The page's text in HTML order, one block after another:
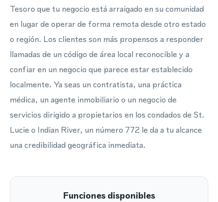
Tesoro que tu negocio está arraigado en su comunidad
en lugar de operar de forma remota desde otro estado
o región. Los clientes son más propensos a responder
llamadas de un código de área local reconocible y a
confiar en un negocio que parece estar establecido
localmente. Ya seas un contratista, una práctica
médica, un agente inmobiliario o un negocio de
servicios dirigido a propietarios en los condados de St.
Lucie o Indian River, un número 772 le da a tu alcance
una credibilidad geográfica inmediata.
Funciones disponibles